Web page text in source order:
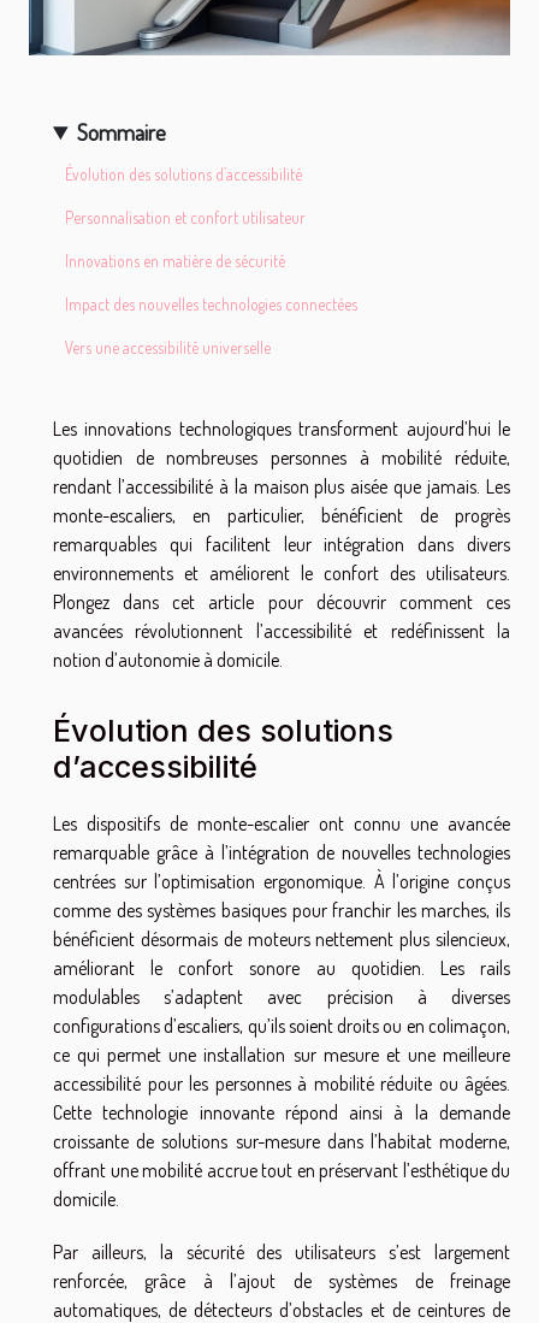
Sommaire
Évolution des solutions d’accessibilité
Personnalisation et confort utilisateur
Innovations en matière de sécurité
Impact des nouvelles technologies connectées
Vers une accessibilité universelle
Les innovations technologiques transforment aujourd’hui le
quotidien de nombreuses personnes à mobilité réduite,
rendant l’accessibilité à la maison plus aisée que jamais. Les
monte-escaliers, en particulier, bénéficient de progrès
remarquables qui facilitent leur intégration dans divers
environnements et améliorent le confort des utilisateurs.
Plongez dans cet article pour découvrir comment ces
avancées révolutionnent l’accessibilité et redéfinissent la
notion d’autonomie à domicile.
Évolution des solutions
d’accessibilité
Les dispositifs de monte-escalier ont connu une avancée
remarquable grâce à l’intégration de nouvelles technologies
centrées sur l’optimisation ergonomique. À l’origine conçus
comme des systèmes basiques pour franchir les marches, ils
bénéficient désormais de moteurs nettement plus silencieux,
améliorant le confort sonore au quotidien. Les rails
modulables s’adaptent avec précision à diverses
configurations d’escaliers, qu’ils soient droits ou en colimaçon,
ce qui permet une installation sur mesure et une meilleure
accessibilité pour les personnes à mobilité réduite ou âgées.
Cette technologie innovante répond ainsi à la demande
croissante de solutions sur-mesure dans l’habitat moderne,
offrant une mobilité accrue tout en préservant l’esthétique du
domicile.
Par ailleurs, la sécurité des utilisateurs s’est largement
renforcée, grâce à l’ajout de systèmes de freinage
automatiques, de détecteurs d’obstacles et de ceintures de